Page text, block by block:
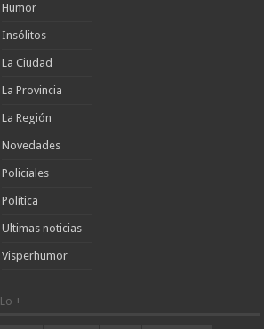
Humor
Insólitos
La Ciudad
La Provincia
La Región
Novedades
Policiales
Política
Ultimas noticias
Visperhumor
Lo +